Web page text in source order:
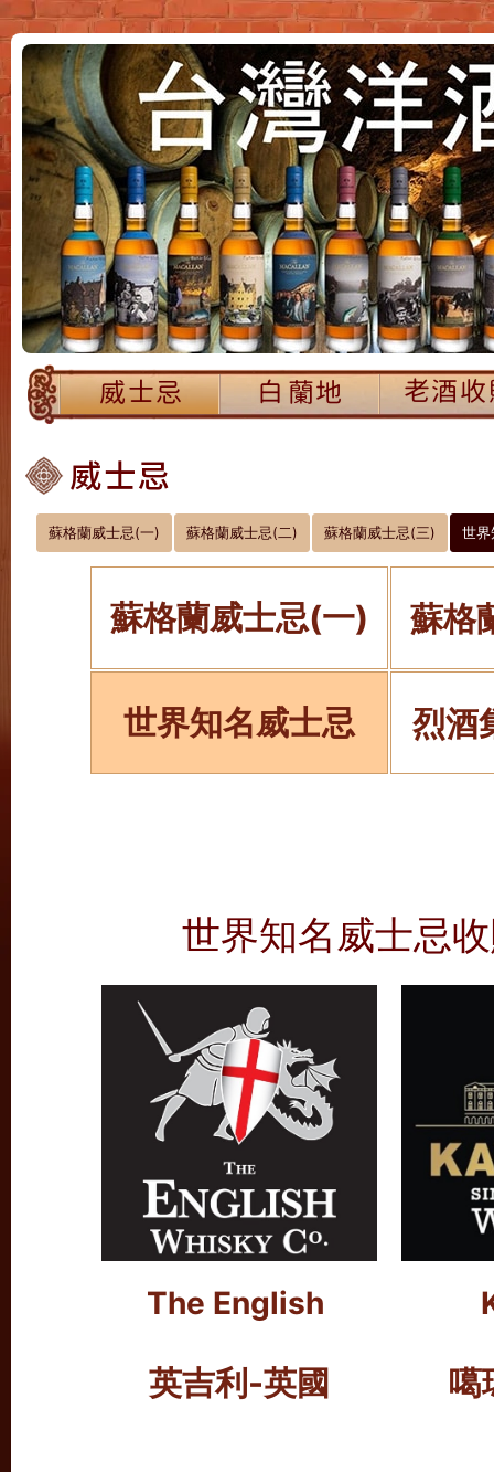
蘇格蘭威士忌(一) 蘇格蘭威士忌(二) 蘇格蘭威士忌(三) 世
蘇格蘭威士忌(一) 蘇格
世界知名威士忌 烈酒
世界知名威士忌
The English
英吉利-英國 噶